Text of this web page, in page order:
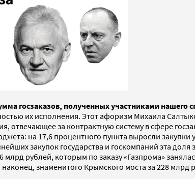
госзаказов, полученных участниками нашего
их исполнения. Этот афоризм Михаила
отвечающее за контрактную систему в сфере
на 17,6 процентного пункта выросли закупки
закупок государства и госкомпаний эта
млрд рублей, которым по заказу «Газпрома»
знаменитого Крымского моста за 228 млрд